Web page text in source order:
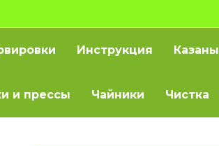
Инструкция Казаны
и прессы Чайники Чистка